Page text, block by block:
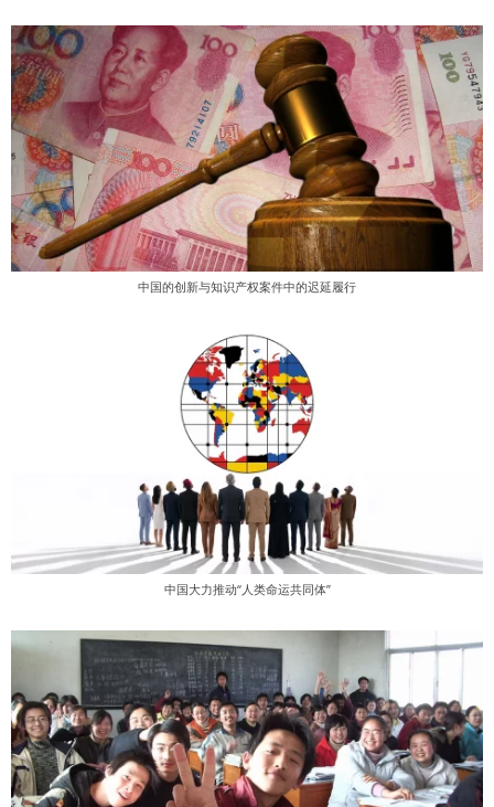
中国的创新与知识产权案件中的迟延履行
中国大力推动“人类命运共同体”